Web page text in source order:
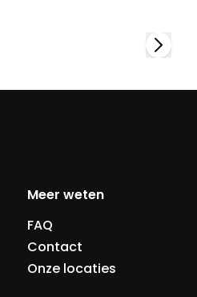
Meer weten
FAQ
Contact
Onze locaties